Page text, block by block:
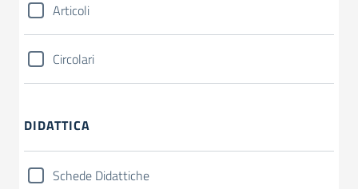
Articoli
Circolari
DIDATTICA
Schede Didattiche